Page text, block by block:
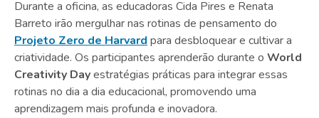
Durante a oficina, as educadoras Cida Pires e Renata
Barreto irão mergulhar nas rotinas de pensamento do
Projeto Zero de Harvard para desbloquear e cultivar a
criatividade. Os participantes aprenderão durante o World
Creativity Dayestratégias práticas para integrar essas
rotinas no dia a dia educacional, promovendo uma
aprendizagem mais profunda e inovadora.